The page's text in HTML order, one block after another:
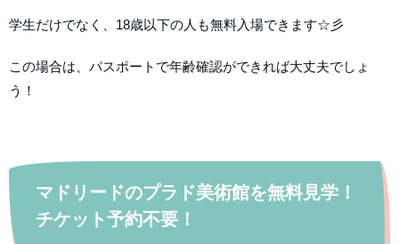
学生だけでなく、18歳以下の人も無料入場できます☆彡
この場合は、パスポートで年齢確認ができれば大丈夫でしょ
う！
マドリードのプラド美術館を無料見学！
チケット予約不要！